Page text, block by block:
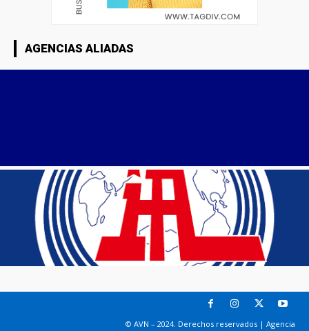
AGENCIAS ALIADAS
© AVN – 2024. Derechos reservados | Agencia